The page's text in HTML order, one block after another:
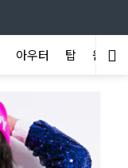
아우터 탑 원피스